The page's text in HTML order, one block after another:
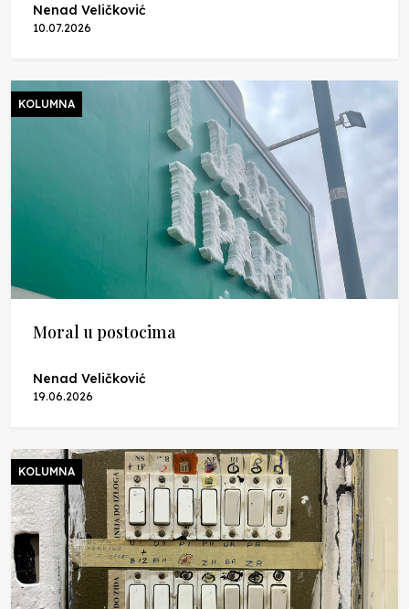
Nenad Veličković
10.07.2026
KOLUMNA
Moral u postocima
Nenad Veličković
19.06.2026
KOLUMNA